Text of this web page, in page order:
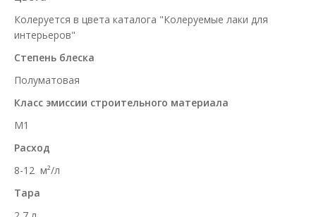
Колеруется в цвета каталога "Колеруемые лаки для
интерьеров"
Степень блеска
Полуматовая
Класс эмиссии строительного материала
M1
Расход
8-12 м²/л
Тара